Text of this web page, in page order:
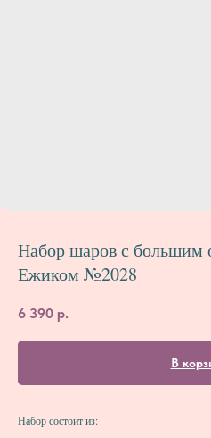
Набор шаров с большим
Ежиком №2028
6 390 р.
В
Набор состоит из: